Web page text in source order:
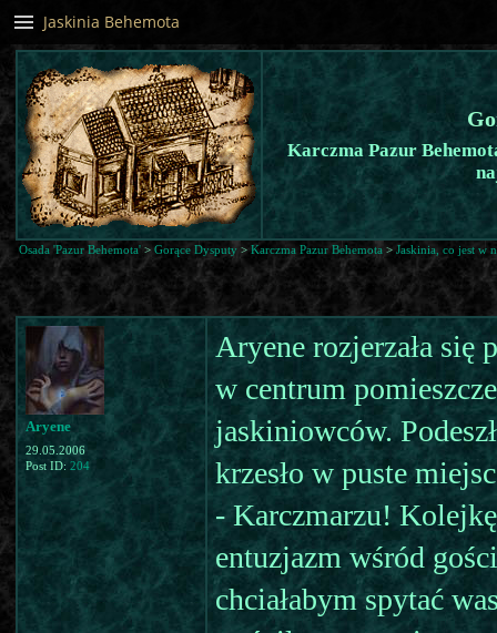
Karczma Pazur
Osada 'Pazur Behemota' > Gorące Dysputy > Karczma Pazur Behemota > Jaskinia, co jest w
Aryene
29.05.2006
Post ID: 204
Aryene rozjerzała się
w centrum
jaskiniowców.
krzesło w puste
- Karczmarzu!
entuzjazm wśród
chciałabym spytać
Jaskinia Behemota